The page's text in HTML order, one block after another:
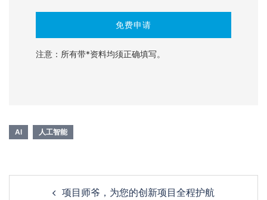
注意：所有带*资料均须正确填写。
AI 人工智能
项目师爷，为您的创新项目全程护航